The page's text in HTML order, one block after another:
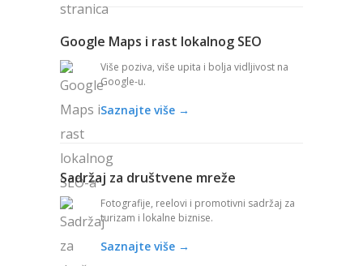
Google Maps i rast lokalnog SEO
Više poziva, više upita i bolja vidljivost na
Google-u.
Saznajte više →
Sadržaj za društvene mreže
Fotografije, reelovi i promotivni sadržaj za
turizam i lokalne biznise.
Saznajte više →